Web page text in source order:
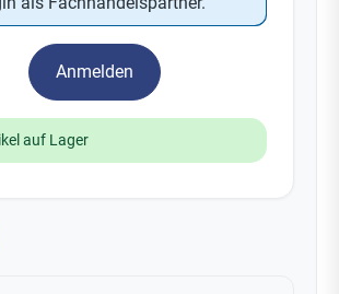
Anmelden
auf Lager